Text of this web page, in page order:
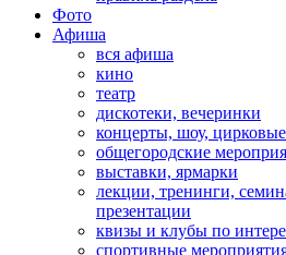
Фото
Афиша
вся афиша
кино
театр
дискотеки, вечеринки
концерты, шоу,
общегородские
выставки, ярмарки
лекции, тренинги,
презентации
квизы и клубы по
спортивные